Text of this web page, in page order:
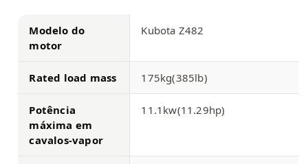
Modelo do
motor
Kubota Z482
Rated load mass 175kg(385lb)
Potência
máxima em
cavalos-vapor
11.1kw(11.29hp)